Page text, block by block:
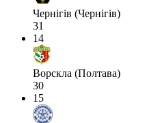
Чернігів (Чернігів)
31
14
Ворскла (Полтава)
30
15